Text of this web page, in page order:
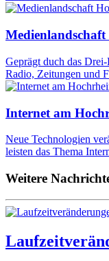
Geprägt duch das
Radio, Zeitungen und
Internet am
Neue Technologien
leisten das Thema
Weitere